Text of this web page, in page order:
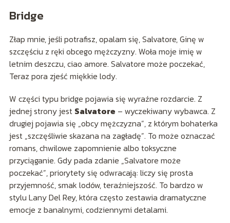
Bridge
Złap mnie, jeśli potrafisz, opalam się, Salvatore, Ginę w
szczęściu z ręki obcego mężczyzny. Woła moje imię w
letnim deszczu, ciao amore. Salvatore może poczekać,
Teraz pora zjeść miękkie lody.
W części typu bridge pojawia się wyraźne rozdarcie. Z
jednej strony jest Salvatore – wyczekiwany wybawca. Z
drugiej pojawia się „obcy mężczyzna”, z którym bohaterka
jest „szczęśliwie skazana na zagładę”. To może oznaczać
romans, chwilowe zapomnienie albo toksyczne
przyciąganie. Gdy pada zdanie „Salvatore może
poczekać”, priorytety się odwracają: liczy się prosta
przyjemność, smak lodów, teraźniejszość. To bardzo w
stylu Lany Del Rey, która często zestawia dramatyczne
emocje z banalnymi, codziennymi detalami.